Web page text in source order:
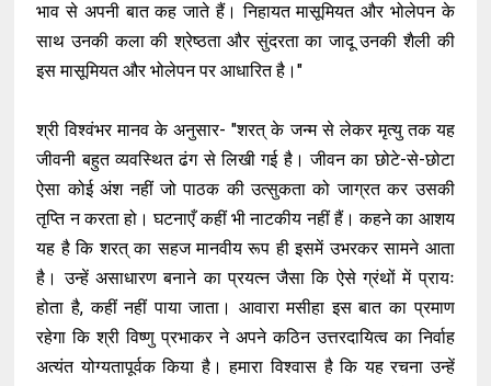
भाव से अपनी बात कह जाते हैं। निहायत मासूमियत और भोलेपन के
साथ उनकी कला की श्रेष्ठता और सुंदरता का जादू उनकी शैली की
इस मासूमियत और भोलेपन पर आधारित है।"
श्री विश्वंभर मानव के अनुसार- "शरत् के जन्म से लेकर मृत्यु तक यह
जीवनी बहुत व्यवस्थित ढंग से लिखी गई है। जीवन का छोटे-से-छोटा
ऐसा कोई अंश नहीं जो पाठक की उत्सुकता को जाग्रत कर उसकी
तृप्ति न करता हो। घटनाएँ कहीं भी नाटकीय नहीं हैं। कहने का आशय
यह है कि शरत् का सहज मानवीय रूप ही इसमें उभरकर सामने आता
है। उन्हें असाधारण बनाने का प्रयत्न जैसा कि ऐसे ग्रंथों में प्रायः
होता है, कहीं नहीं पाया जाता। आवारा मसीहा इस बात का प्रमाण
रहेगा कि श्री विष्णु प्रभाकर ने अपने कठिन उत्तरदायित्व का निर्वाह
अत्यंत योग्यतापूर्वक किया है। हमारा विश्वास है कि यह रचना उन्हें